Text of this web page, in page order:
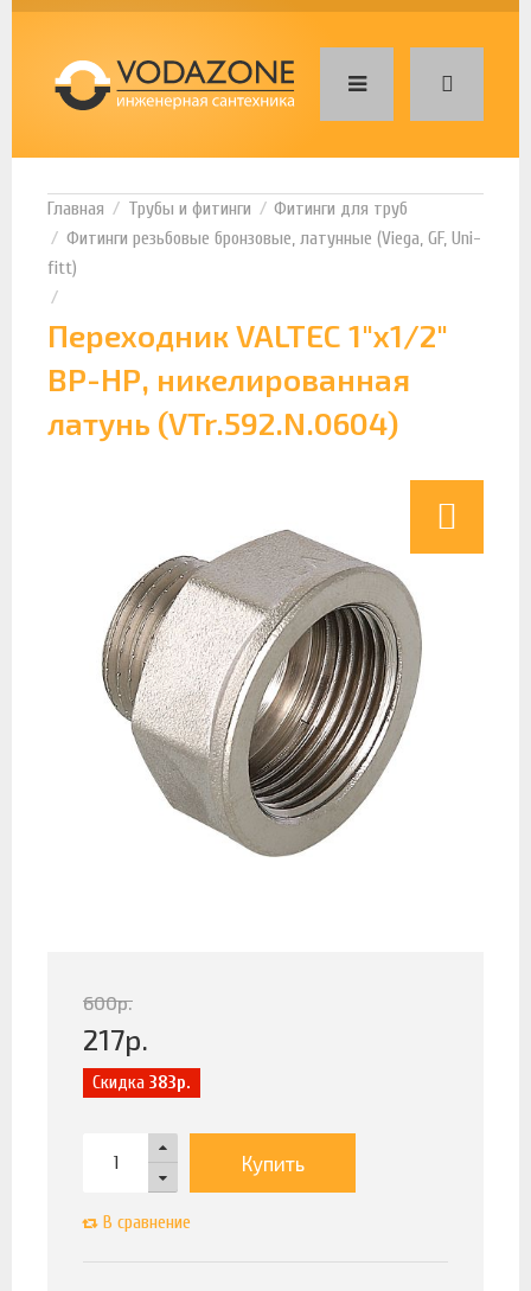
Трубы и фитинги
Фитинги для труб
Фитинги резьбовые бронзовые, латунные (Viega, GF, Uni-
fitt)
Переходник VALTEC 1"х1/2"
ВР-НР, никелированная
латунь (VTr.592.N.0604)
600р.
217р.
Скидка 383р.
Купить
В сравнение